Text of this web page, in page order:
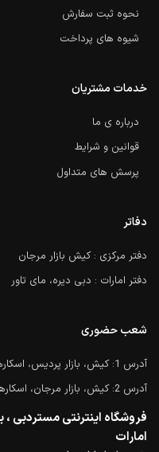
نحوه ثبت سفارش
شیوه های پرداخت
خدمات مشتریان
درباره ی ما
قوانین و شرایط
پرسش های متداول
دفاتر
دفتر مرکزی : کیش بازار مرجان
دفتر امارات : دبی دیره، مای تاور
شعب حضوری
آدرس 1: کیش، بازار پردیس، اسکارهوم
آدرس 2: کیش، بازار مرجان، اسکارهوم
فروشگاه اینترنتی مستردبی ،
امارات